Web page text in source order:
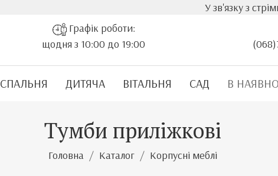
У зв'язку з стрімким
Графік роботи:
щодня з 10:00 до 19:00
СПАЛЬНЯ ДИТЯЧА ВІТАЛЬНЯ САД В
Тумби приліжкові
Головна Каталог Корпусні меблі